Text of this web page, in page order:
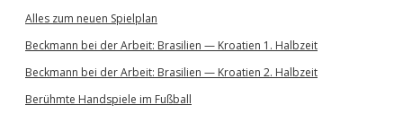
Alles zum neuen Spielplan
Beckmann bei der Arbeit: Brasilien — Kroatien 1. Halbzeit
Beckmann bei der Arbeit: Brasilien — Kroatien 2. Halbzeit
Berühmte Handspiele im Fußball